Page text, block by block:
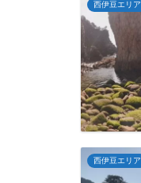
西伊豆エリア
西伊豆エリア